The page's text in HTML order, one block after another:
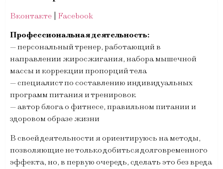
Вконтакте| Facebook
Профессиональная деятельность:
— персональный тренер, работающий в
направлении жиросжигания, набора мышечной
массы и коррекции пропорций тела
— специалист по составлению индивидуальных
программ питания и тренировок
— автор блога о фитнесе, правильном питании и
здоровом образе жизни
В своей деятельности я ориентируюсь на методы,
позволяющие не только добиться долговременного
эффекта, но, в первую очередь, сделать это без вреда